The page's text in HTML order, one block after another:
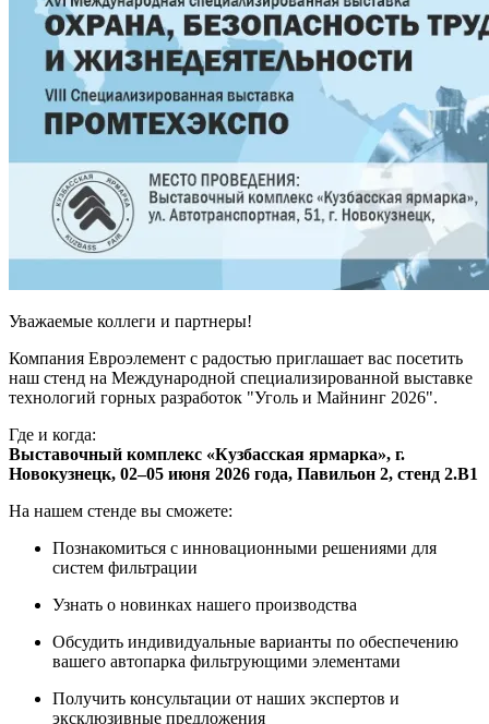
Уважаемые коллеги и партнеры!
Компания Евроэлемент с радостью приглашает вас посетить
наш стенд на Международной специализированной выставке
технологий горных разработок "Уголь и Майнинг 2026".
Где и когда:
Выставочный комплекс «Кузбасская ярмарка», г.
Новокузнецк, 02–05 июня 2026 года, Павильон 2, стенд 2.B1
На нашем стенде вы сможете:
Познакомиться с инновационными решениями для
систем фильтрации
Узнать о новинках нашего производства
Обсудить индивидуальные варианты по обеспечению
вашего автопарка фильтрующими элементами
Получить консультации от наших экспертов и
эксклюзивные предложения